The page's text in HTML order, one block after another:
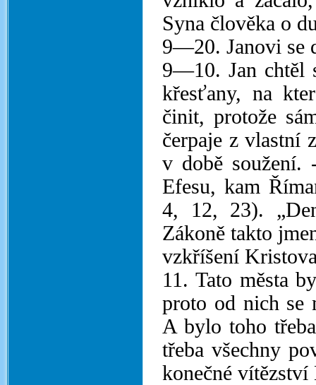
Syna člověka o
9—20. Janovi se
9—10. Jan chtěl
křesťany, na
činit, protože
čerpaje z vlastní
v době soužení.
Efesu, kam
4, 12, 23).
Zákoně takto
vzkříšení
11. Tato města
proto od nich se
A bylo toho
třeba všechny
konečné